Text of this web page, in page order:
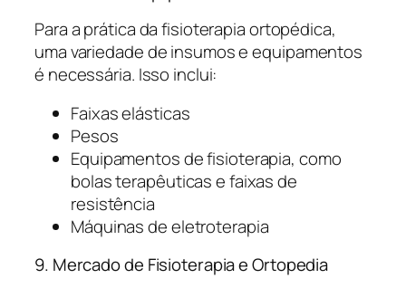
Para a prática da fisioterapia ortopédica,
uma variedade de insumos e equipamentos
é necessária. Isso inclui:
Faixas elásticas
Pesos
Equipamentos de fisioterapia, como
bolas terapêuticas e faixas de
resistência
Máquinas de eletroterapia
9. Mercado de Fisioterapia e Ortopedia